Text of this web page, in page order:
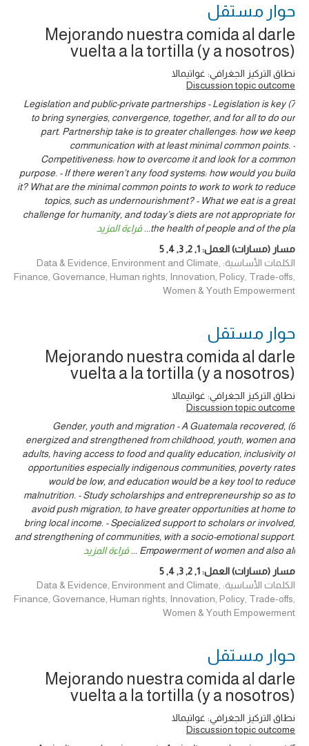
حوار ‎مستقل
Mejorando nuestra comida al darle
vuelta a la tortilla (y a nosotros)
نطاق التركيز الجغرافي: غواتيمالا
Discussion topic outcome
7) Legislation and public-private partnerships - Legislation is key
to bring synergies, convergence, together, and for all to do our
part. Partnership take is to greater challenges: how we keep
communication with at least minimal common points. -
Competitiveness: how to overcome it and look for a common
purpose. - If there weren’t any food systems: how would you build
it? What are the minimal common points to work to work to reduce
topics, such as undernourishment? - What we eat is a great
challenge for humanity, and today’s diets are not appropriate for
the health of people and of the pla
... قراءة المزيد
مسار (مسارات) العمل:1
,
2
,
3
,
4
,
5
الكلمات الأساسية: Data & Evidence, Environment and Climate,
Finance, Governance, Human rights, Innovation, Policy, Trade-offs,
Women & Youth Empowerment
حوار ‎مستقل
Mejorando nuestra comida al darle
vuelta a la tortilla (y a nosotros)
نطاق التركيز الجغرافي: غواتيمالا
Discussion topic outcome
6) Gender, youth and migration - A Guatemala recovered,
energized and strengthened from childhood, youth, women and
adults, having access to food and quality education, inclusivity of
opportunities especially indigenous communities, poverty rates
would be low, and education would be a key tool to reduce
malnutrition. - Study scholarships and entrepreneurship so as to
avoid push migration, to have greater opportunities at home to
bring local income. - Specialized support to scholars or involved,
and strengthening of communities, with a socio-emotional support.
Empowerment of women and also all
... قراءة المزيد
مسار (مسارات) العمل:1
,
2
,
3
,
4
,
5
الكلمات الأساسية: Data & Evidence, Environment and Climate,
Finance, Governance, Human rights, Innovation, Policy, Trade-offs,
Women & Youth Empowerment
حوار ‎مستقل
Mejorando nuestra comida al darle
vuelta a la tortilla (y a nosotros)
نطاق التركيز الجغرافي: غواتيمالا
Discussion topic outcome